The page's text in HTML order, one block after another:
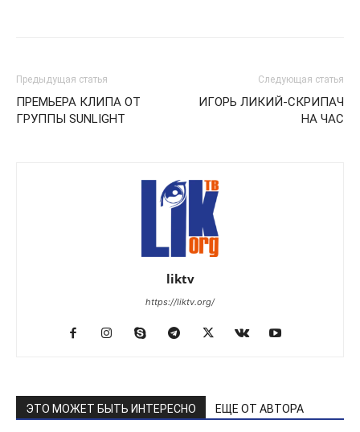
Предыдущая статья
ПРЕМЬЕРА КЛИПА ОТ
ГРУППЫ SUNLIGHT
Следующая статья
ИГОРЬ ЛИКИЙ-СКРИПАЧ
НА ЧАС
liktv
https://liktv.org/
ЭТО МОЖЕТ БЫТЬ ИНТЕРЕСНО ЕЩЕ ОТ АВТОРА